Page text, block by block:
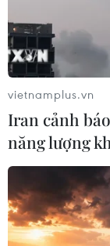
Chuỗi cung
trị là việc
quan hệ của
khi là cả
Nó coi kinh
những khía
gia, nhưng
nhất. Địa
được giới hạn
nhà nước và
vietnamplus.vn
Iran cảnh
năng lượng